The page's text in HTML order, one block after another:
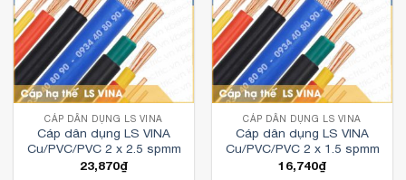
CÁP DÂN DỤNG LS VINA
Cáp dân dụng LS VINA
Cu/PVC/PVC 2 x 2.5 spmm
23,870₫
CÁP DÂN DỤNG LS VINA
Cáp dân dụng LS VINA
Cu/PVC/PVC 2 x 1.5 spmm
16,740₫